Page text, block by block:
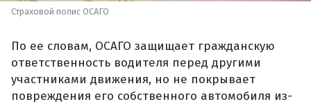
Страховой полис ОСАГО
По ее словам, ОСАГО защищает гражданскую
ответственность водителя перед другими
участниками движения, но не покрывает
повреждения его собственного автомобиля из-